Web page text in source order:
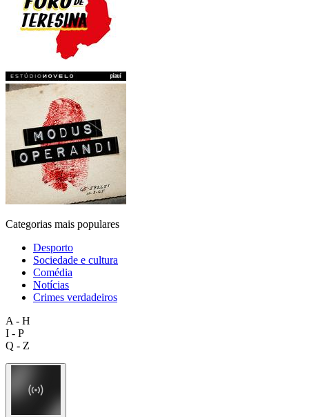
Categorias mais populares
Desporto
Sociedade e cultura
Comédia
Notícias
Crimes verdadeiros
A - H
I - P
Q - Z